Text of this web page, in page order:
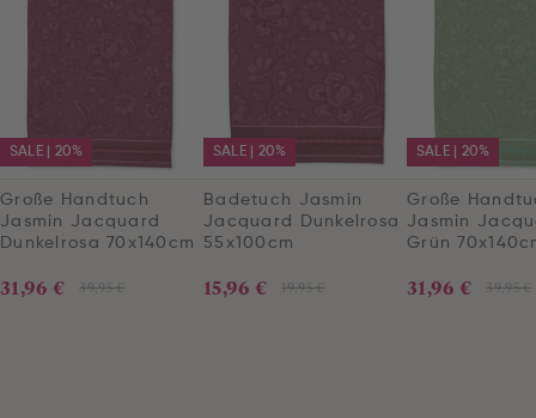
SALE | 20%
Große Handtuch
Jasmin Jacquard
Dunkelrosa 70x140cm
39,95 €
31,96 €
SALE | 20%
Badetuch Jasmin
Jacquard Dunkelrosa
55x100cm
19,95 €
15,96 €
SALE | 20%
Große
Jasmin
Grün
39,95 €
31,96 €